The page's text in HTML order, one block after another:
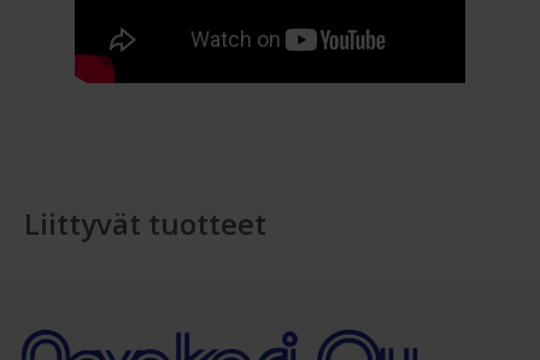
Liittyvät tuotteet